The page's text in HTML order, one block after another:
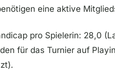
eine aktive
pro Spielerin: 28,0
für das Turnier auf